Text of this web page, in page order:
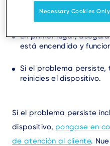
En primer lugar,
está encendido y
Si el problema
reinicies el dispositivo.
Si el problema persiste
dispositivo, pongase en
de atención al cliente.
Necessary Cookies Only